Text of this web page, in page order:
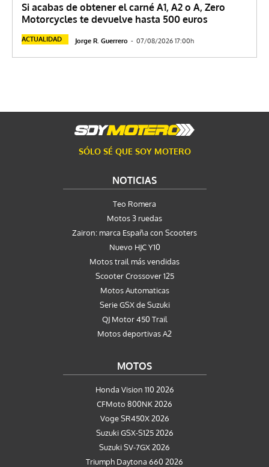
Si acabas de obtener el carné A1, A2 o A, Zero
Motorcycles te devuelve hasta 500 euros
ACTUALIDAD Jorge R. Guerrero - 07/08/2026 17:00h
SÓLO SÉ QUE SOY MOTERO
NOTICIAS
Teo Romera
Motos 3 ruedas
Zairon: marca España con Scooters
Nuevo HJC Y10
Motos trail más vendidas
Scooter Crossover 125
Motos Automaticas
Serie GSX de Suzuki
QJ Motor 450 Trail
Motos deportivas A2
MOTOS
Honda Vision 110 2026
CFMoto 800NK 2026
Voge SR450X 2026
Suzuki GSX-S125 2026
Suzuki SV-7GX 2026
Triumph Daytona 660 2026